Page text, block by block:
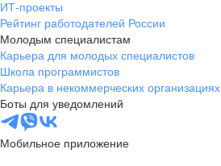
ИТ-проекты
Рейтинг работодателей России
Молодым специалистам
Карьера для молодых специалистов
Школа программистов
Карьера в некоммерческих организациях
Боты для уведомлений
Мобильное приложение